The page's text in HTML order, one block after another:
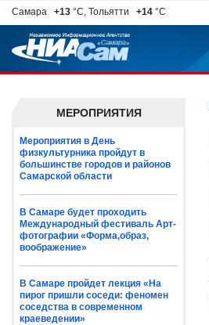
Самара +13 °C, Тольятти +14 °C
МЕРОПРИЯТИЯ
Мероприятия в День
физкультурника пройдут в
большинстве городов и районов
Самарской области
В Самаре будет проходить
Международный фестиваль Арт-
фотографии «Форма,образ,
воображение»
В Самаре пройдет лекция «На
пирог пришли соседи: феномен
соседства в современном
краеведении»